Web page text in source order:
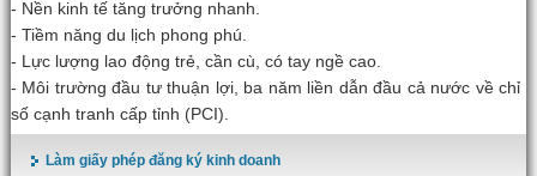
- Nền kinh tế tăng trưởng nhanh.
- Tiềm năng du lịch phong phú.
- Lực lượng lao động trẻ, cần cù, có tay ngề cao.
- Môi trường đầu tư thuận lợi, ba năm liền dẫn đầu cả nước về chỉ
số cạnh tranh cấp tỉnh (PCI).
Làm giấy phép đăng ký kinh doanh